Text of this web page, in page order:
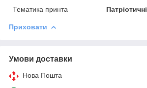
Тематика принта
Патріотичні
Приховати
Умови доставки
Нова Пошта